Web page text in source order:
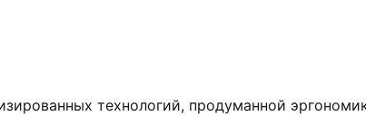
технологий, продуманной